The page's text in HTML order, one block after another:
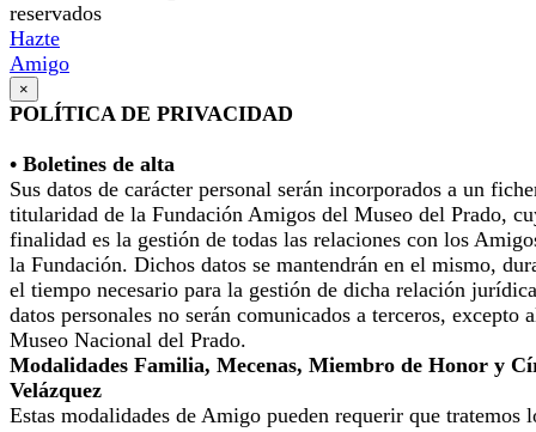
reservados
Hazte
Amigo
×
POLÍTICA DE PRIVACIDAD
• Boletines de alta
Sus datos de carácter personal serán incorporados a un
titularidad de la Fundación Amigos del Museo del Prado,
finalidad es la gestión de todas las relaciones con los
la Fundación. Dichos datos se mantendrán en el mismo,
el tiempo necesario para la gestión de dicha relación
datos personales no serán comunicados a terceros, excepto
Museo Nacional del Prado.
Modalidades Familia, Mecenas, Miembro de Honor y
Velázquez
Estas modalidades de Amigo pueden requerir que tratemos